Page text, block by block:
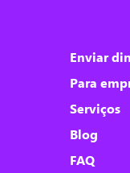
Enviar
Para
Serviços
Blog
FAQ
experiência de
Consulte nossa
Apenas